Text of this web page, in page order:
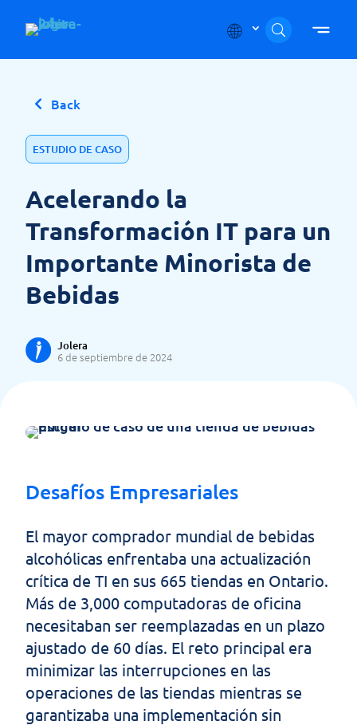
Back
ESTUDIO DE CASO
Acelerando la
Transformación IT para un
Importante Minorista de
Bebidas
Jolera
6 de septiembre de 2024
Desafíos Empresariales
El mayor comprador mundial de bebidas
alcohólicas enfrentaba una actualización
crítica de TI en sus 665 tiendas en Ontario.
Más de 3,000 computadoras de oficina
necesitaban ser reemplazadas en un plazo
ajustado de 60 días. El reto principal era
minimizar las interrupciones en las
operaciones de las tiendas mientras se
garantizaba una implementación sin